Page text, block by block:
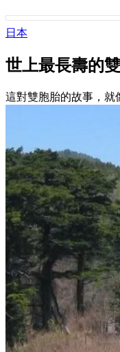
日本
世上最長壽的
這對雙胞胎的故事，就